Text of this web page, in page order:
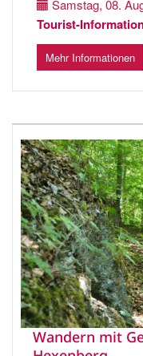
Samstag, 08.
Tourist-
Mehr Informationen
Wandern mit